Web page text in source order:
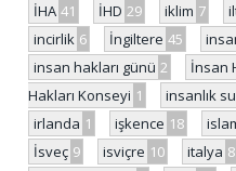
İHA 41 İHD 29 iklim 7
incirlik 6 İngiltere 45
insan hakları günü 2 İnsan
Hakları Konseyi 1 insanlık
irlanda 1 işkence 18
İsveç 9 isviçre 10 italya 8